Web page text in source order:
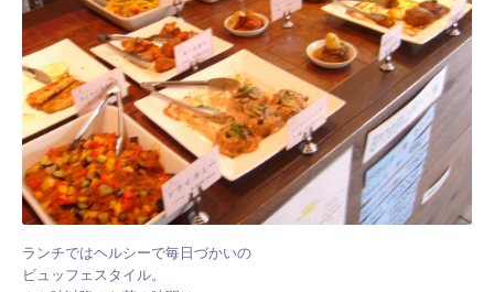
ランチではヘルシーで毎日づかいの
ビュッフェスタイル。